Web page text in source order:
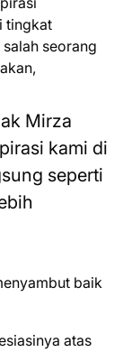
tingkat
seorang
Mirza
kami di
seperti
baik
atas